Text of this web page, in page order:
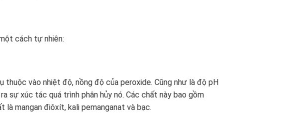
cách tự nhiên:
thuộc vào nhiệt độ, nồng độ của peroxide. Cũng như là độ pH
sự xúc tác quá trình phân hủy nó. Các chất này bao gồm
là mangan điôxít, kali pemanganat và bạc.